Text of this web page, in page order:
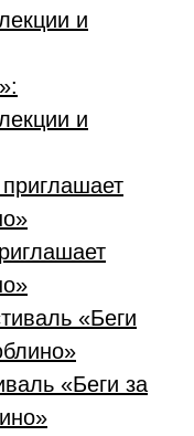
и
«Беги за